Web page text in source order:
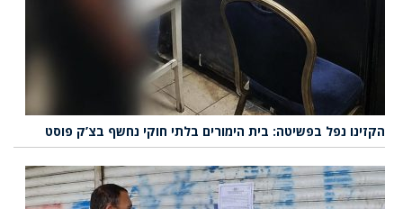
הקזינו נפל בפשיטה: בית הימורים בלתי חוקי נחשף בצ’ק פוסט